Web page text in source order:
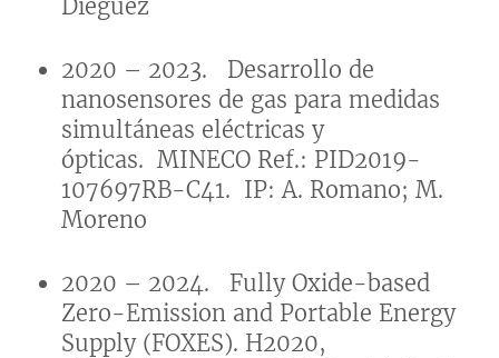
Dieguez
2020 – 2023. Desarrollo de
nanosensores de gas para medidas
simultáneas eléctricas y
ópticas. MINECO Ref.: PID2019-
107697RB-C41. IP: A. Romano; M.
Moreno
2020 – 2024. Fully Oxide-based
Zero-Emission and Portable Energy
Supply (FOXES). H2020,